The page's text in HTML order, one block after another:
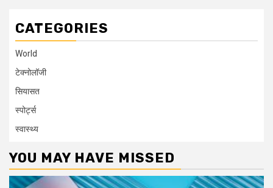
CATEGORIES
World
टेक्नोलॉजी
सियासत
स्पोर्ट्स
स्वास्थ्य
YOU MAY HAVE MISSED